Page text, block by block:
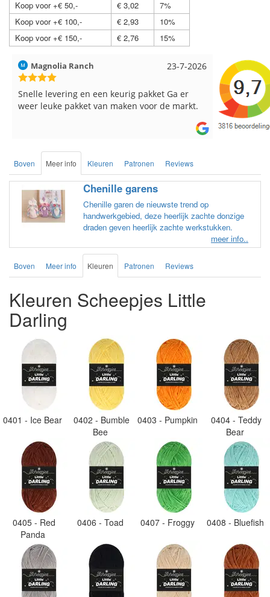
Koop voor +€ 50,-
€ 3,02
7%
Koop voor +€ 100,-
€ 2,93
10%
Koop voor +€ 150,-
€ 2,76 15%
17-7-2026
Hilde uit Loyers
Reeds meerdere keren breigaren en
breinaalden besteld, altijd heel tevreden over
Loes uit
Snelle
Boven Meer info Kleuren Patronen Reviews
Chenille garens
Chenille garen de nieuwste trend op
handwerkgebied, deze heerlijk zachte donzige
draden geven heerlijk zachte werkstukken.
meer info..
Boven Meer info Kleuren Patronen Reviews
Kleuren Scheepjes Little
Darling
0401 - Ice Bear
0402 - Bumble
Bee
0403 - Pumpkin
0404 - Teddy
Bear
0405 - Red
Panda
0406 - Toad 0407 - Froggy 0408 - Bluefish